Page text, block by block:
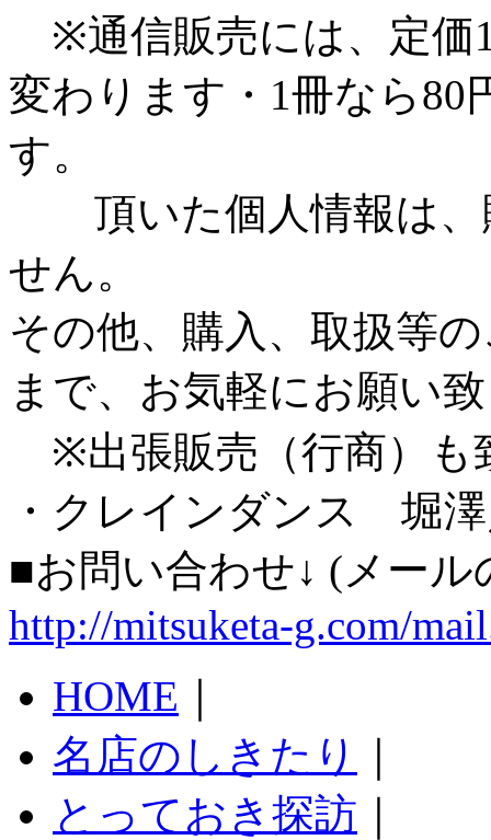
※通信販売には、定価
変わります・1冊なら80
す。
頂いた個人情報は、
せん。
その他、購入、取扱等
まで、お気軽にお願い
※出張販売（行商）も
・クレインダンス 堀
■お問い合わせ↓ (メー
http://mitsuketa-g.com/
HOME
名店のしきたり
とっておき探訪